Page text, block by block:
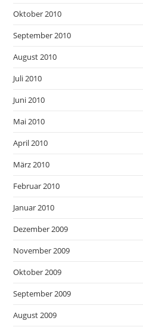
Oktober 2010
September 2010
August 2010
Juli 2010
Juni 2010
Mai 2010
April 2010
März 2010
Februar 2010
Januar 2010
Dezember 2009
November 2009
Oktober 2009
September 2009
August 2009